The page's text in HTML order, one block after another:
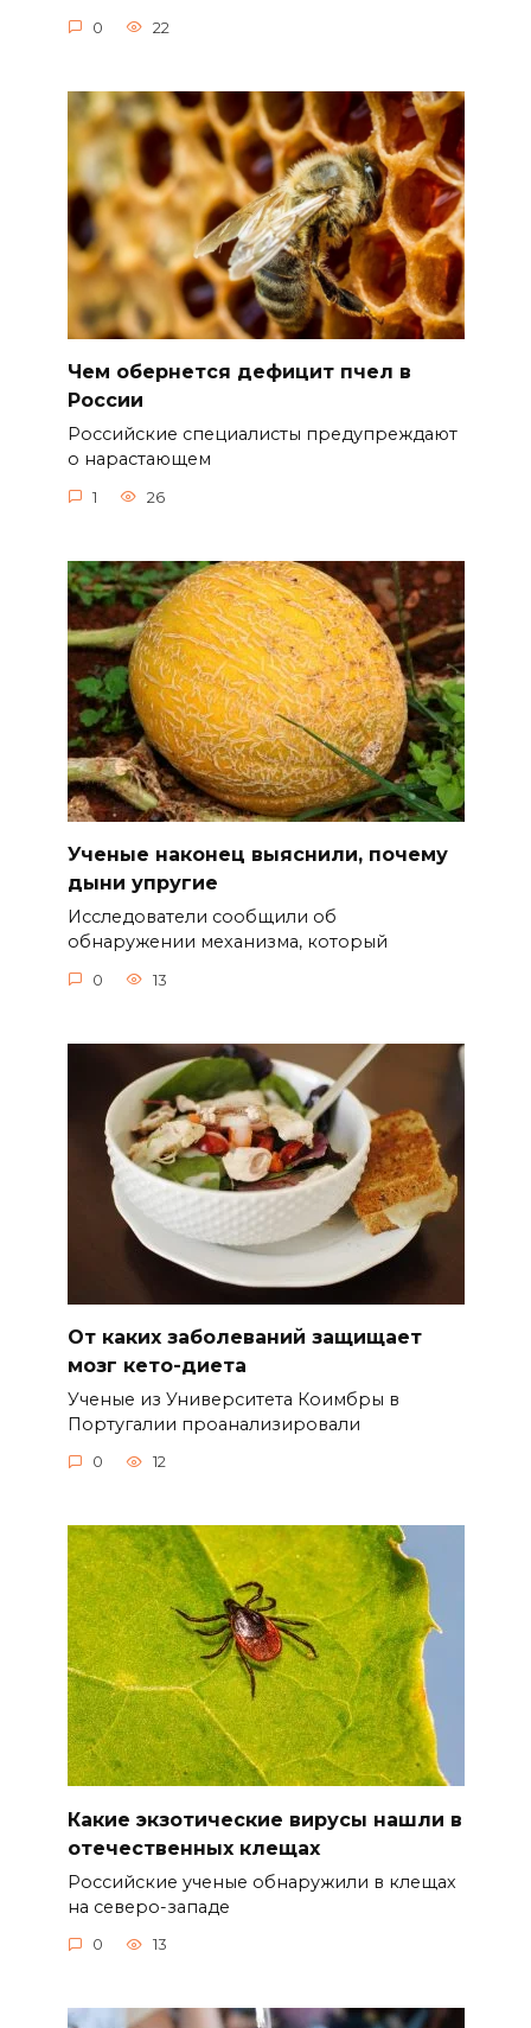
0 22
Чем обернется дефицит пчел в
России
Российские специалисты предупреждают
о нарастающем
1 26
Ученые наконец выяснили, почему
дыни упругие
Исследователи сообщили об
обнаружении механизма, который
0 13
От каких заболеваний защищает
мозг кето-диета
Ученые из Университета Коимбры в
Португалии проанализировали
0 12
Какие экзотические вирусы нашли в
отечественных клещах
Российские ученые обнаружили в клещах
на северо-западе
0 13